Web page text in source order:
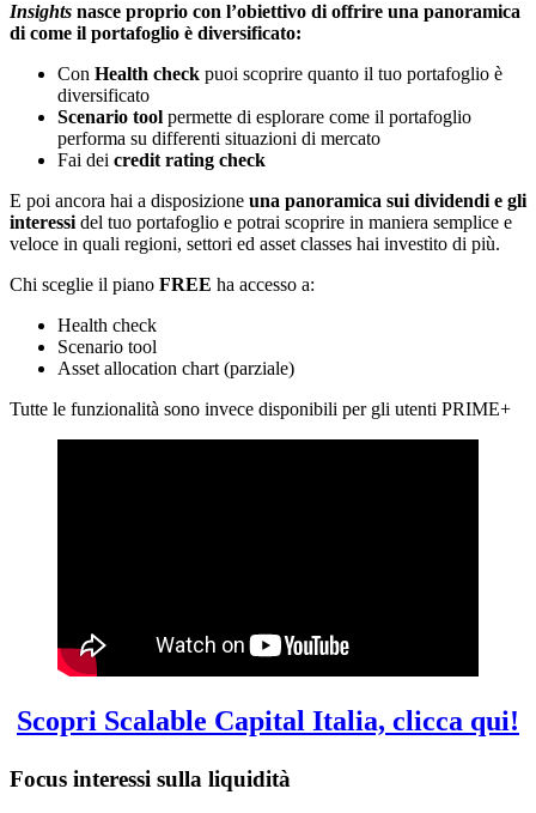
Insights nasce proprio con l’obiettivo di offrire una panoramica
di come il portafoglio è diversificato:
Con Health check puoi scoprire quanto il tuo portafoglio è
diversificato
Scenario tool permette di esplorare come il portafoglio
performa su differenti situazioni di mercato
Fai dei credit rating check
E poi ancora hai a disposizione una panoramica sui dividendi e gli
interessi del tuo portafoglio e potrai scoprire in maniera semplice e
veloce in quali regioni, settori ed asset classes hai investito di più.
Chi sceglie il piano FREE ha accesso a:
Health check
Scenario tool
Asset allocation chart (parziale)
Tutte le funzionalità sono invece disponibili per gli utenti PRIME+
Scopri Scalable Capital Italia, clicca qui!
Focus interessi sulla liquidità